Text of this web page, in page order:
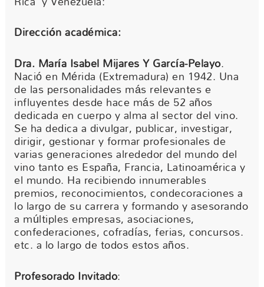
Dirección académica:
Dra. María Isabel Mijares Y García-Pelayo.
Nació en Mérida (Extremadura) en 1942. Una
de las personalidades más relevantes e
influyentes desde hace más de 52 años
dedicada en cuerpo y alma al sector del vino.
Se ha dedica a divulgar, publicar, investigar,
dirigir, gestionar y formar profesionales de
varias generaciones alrededor del mundo del
vino tanto es España, Francia, Latinoamérica y
el mundo. Ha recibiendo innumerables
premios, reconocimientos, condecoraciones a
lo largo de su carrera y formando y asesorando
a múltiples empresas, asociaciones,
confederaciones, cofradías, ferias, concursos.
etc. a lo largo de todos estos años.
Profesorado Invitado: